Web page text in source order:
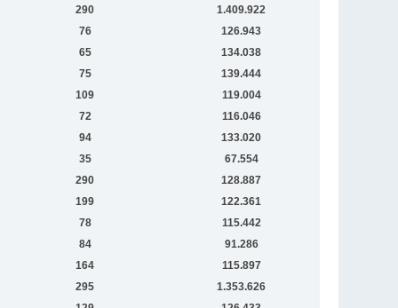
290
1.409.922
76
126.943
65
134.038
75
139.444
109
119.004
72
116.046
94
133.020
35
67.554
290
128.887
199
122.361
78
115.442
84
91.286
164
115.897
295
1.353.626